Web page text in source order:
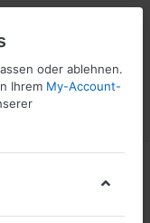
oder ablehnen.
Ihrem My-Account-